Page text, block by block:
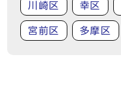
川崎区 幸区
宮前区 多摩区